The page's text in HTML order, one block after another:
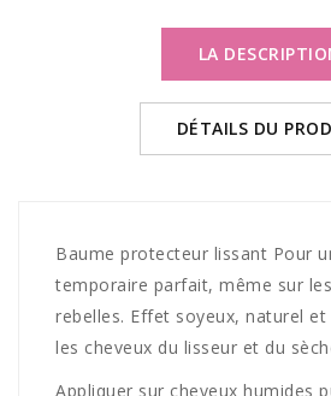
LA
DÉTAILS DU
Baume protecteur lissant Pour
temporaire parfait, même sur
rebelles. Effet soyeux, naturel
les cheveux du lisseur et du
Appliquer sur cheveux humides